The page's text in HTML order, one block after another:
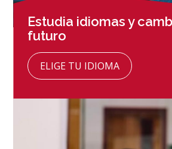
Estudia idiomas y
futuro
ELIGE TU IDIOMA